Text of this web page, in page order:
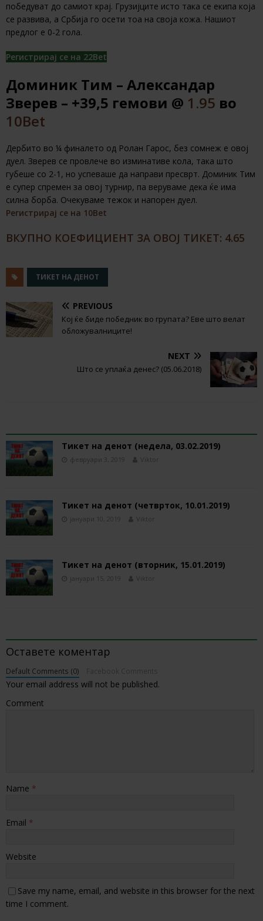
победуват до самиот крај. Грузијците исто така се екипа која
се развива, а Србија го осети тоа на своја кожа. Нашиот
предлог е 0-2 гола.
Регистрирај се на 22Bet
Доминик Тим – Александар
Зверев – +39,5 гемови @ 1.95 во
10Bet
Дербито во ¼ финалето од Ролан Гарос, без сомнеж е овој
дуел. Зверев се провлече во изминативе кола, така што
губеше со 2-1, но успеваше да направи пресврт. Доминик Тим
е супер спремен за овој турнир, па веруваме дека ќе има
силна борба. Очекуваме тежок и напорен дуел.
Регистрирај се на 10Bet
ВКУПНО КОЕФИЦИЕНТ ЗА ОВОЈ ТИКЕТ: 4.65
ТИКЕТ НА ДЕНОТ
PREVIOUS
Кој ќе биде победник во групата? Еве што велат
обложувалниците!
NEXT
Што се уплаќа денес? (05.06.2018)
Тикет на денот (недела, 03.02.2019)
февруари 3, 2019 Viktor
Тикет на денот (четврток, 10.01.2019)
јануари 10, 2019 Viktor
Тикет на денот (вторник, 15.01.2019)
јануари 15, 2019 Viktor
Оставете коментар
Default Comments (0)
Your email address will not be published.
Comment
Name *
Email *
Website
Save my name, email, and website in this browser for the next
time I comment.